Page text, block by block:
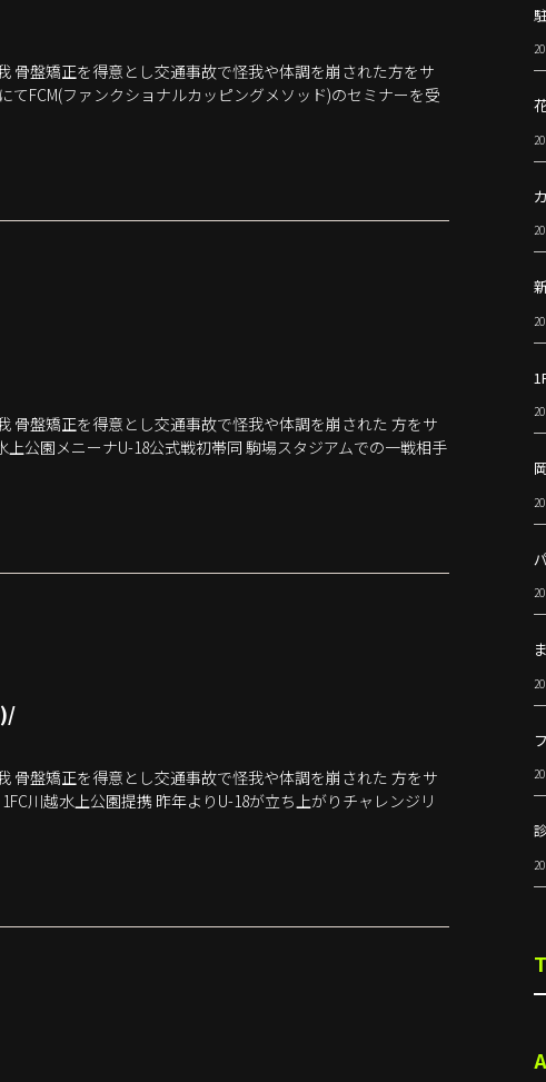
骨盤矯正を得意とし交通事故で怪我や体調を崩された方をサ
FCM(ファンクショナルカッピングメソッド)のセミナーを受
骨盤矯正を得意とし交通事故で怪我や体調を崩された 方をサ
公園メニーナU-18公式戦初帯同 駒場スタジアムでの一戦相手
骨盤矯正を得意とし交通事故で怪我や体調を崩された 方をサ
川越水上公園提携 昨年よりU-18が立ち上がりチャレンジリ